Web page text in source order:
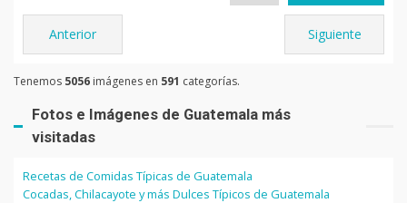
Anterior Siguiente
Tenemos 5056 imágenes en 591 categorías.
Fotos e Imágenes de Guatemala más
visitadas
Recetas de Comidas Típicas de Guatemala
Cocadas, Chilacayote y más Dulces Típicos de Guatemala